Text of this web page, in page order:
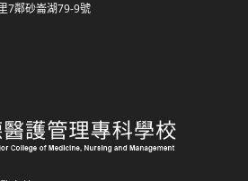
7鄰砂崙湖79-9號